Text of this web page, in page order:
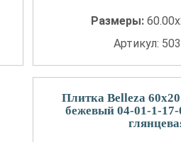
Размеры:
Артикул:
Плитка Belleza
бежевый 04-01-1-17-